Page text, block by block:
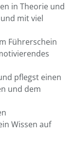
in Theorie und
mit viel
Führerschein
pflegst einen
und dem
Wissen auf